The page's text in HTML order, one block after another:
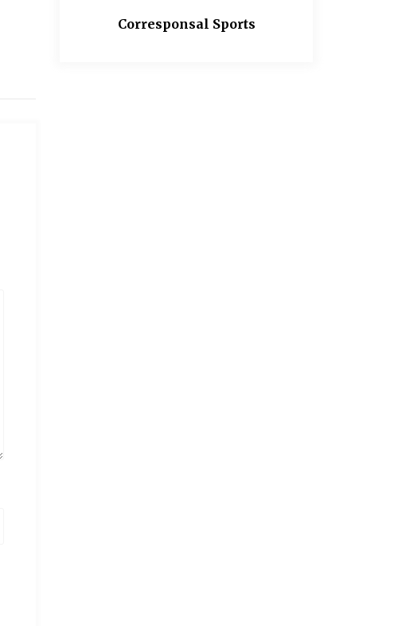
Corresponsal Sports